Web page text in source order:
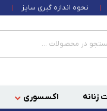
نحوه اندازه گیری سایز
زنانه اکسسوری